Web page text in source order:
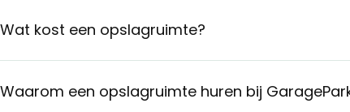
Wat kost een opslagruimte?
Waarom een opslagruimte huren bij